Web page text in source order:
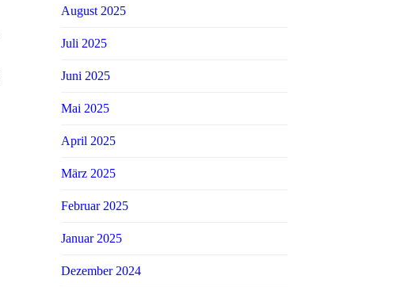
August 2025
Juli 2025
Juni 2025
Mai 2025
April 2025
März 2025
Februar 2025
Januar 2025
Dezember 2024